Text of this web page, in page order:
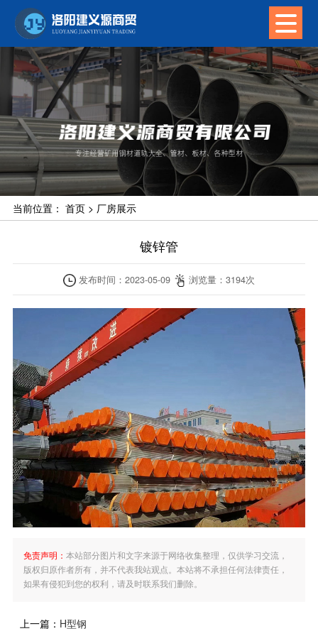
当前位置： 首页> 厂房展示
镀锌管
发布时间：2023-05-09 浏览量：3194次
免责声明： 本站部分图片和文字来源于网络收集整理，仅供学习交流，
版权归原作者所有，并不代表我站观点。本站将不承担任何法律责任，
如果有侵犯到您的权利，请及时联系我们删除。
上一篇： H型钢